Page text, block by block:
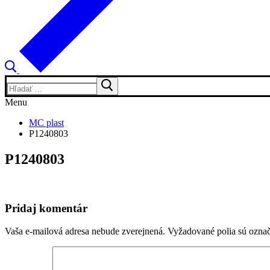
Hľadať:
Menu
MC plast
P1240803
P1240803
Pridaj komentár
Vaša e-mailová adresa nebude zverejnená. Vyžadované polia sú